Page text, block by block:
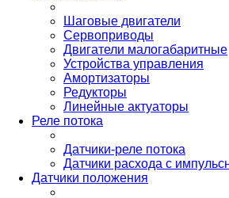
Шаговые двигатели
Сервоприводы
Двигатели малогабаритные
Устройства управления
Амортизаторы
Редукторы
Линейные актуаторы
Реле потока
Датчики-реле потока
Датчики расхода с
Датчики положения